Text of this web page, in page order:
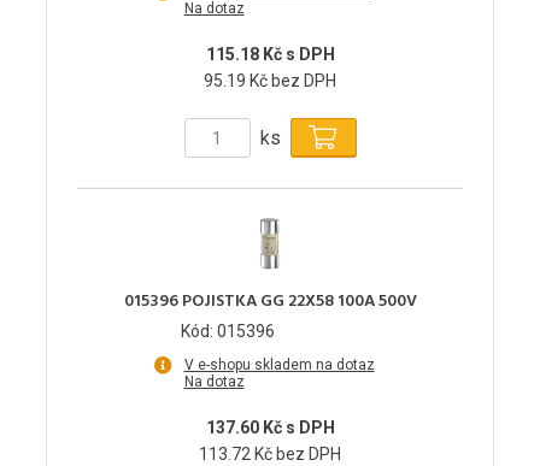
Na dotaz
115.18 Kč s DPH
95.19 Kč bez DPH
ks
015396 POJISTKA GG 22X58 100A 500V
Kód: 015396
V e-shopu skladem na dotaz
Na dotaz
137.60 Kč s DPH
113.72 Kč bez DPH